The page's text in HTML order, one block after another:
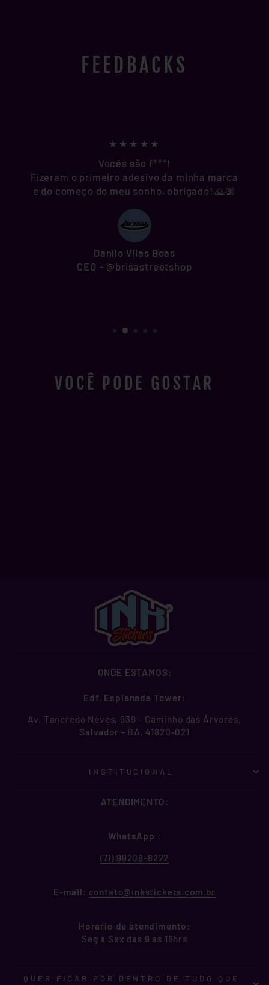
FEEDBACKS
★★★★★
Vocês são f***!
Fizeram o primeiro adesivo da minha marca
e do começo do meu sonho, obrigado! 🙏🏽
Danilo Vilas Boas
CEO - @brisastreetshop
VOCÊ PODE GOSTAR
ONDE ESTAMOS:
Edf. Esplanada Tower:
Av. Tancredo Neves, 939 - Caminho das Árvores,
Salvador - BA, 41820-021
INSTITUCIONAL
ATENDIMENTO:
WhatsApp :
(71) 99208-8222
E-mail: contato@inkstickers.com.br
Horário de atendimento:
Seg a Sex das 9 as 18hrs
QUER FICAR POR DENTRO DE TUDO QUE